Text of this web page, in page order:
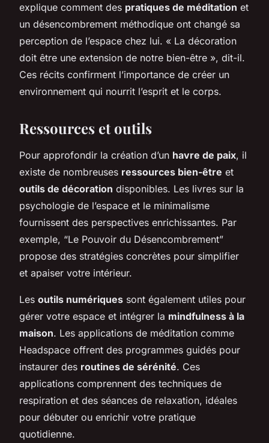
explique comment des pratiques de méditation et
un désencombrement méthodique ont changé sa
perception de l’espace chez lui. « La décoration
doit être une extension de notre bien-être », dit-il.
Ces récits confirment l’importance de créer un
environnement qui nourrit l’esprit et le corps.
Ressources et outils
Pour approfondir la création d’un havre de paix, il
existe de nombreuses ressources bien-être et
outils de décoration disponibles. Les livres sur la
psychologie de l’espace et le minimalisme
fournissent des perspectives enrichissantes. Par
exemple, “Le Pouvoir du Désencombrement”
propose des stratégies concrètes pour simplifier
et apaiser votre intérieur.
Les outils numériques sont également utiles pour
gérer votre espace et intégrer la mindfulness à la
maison. Les applications de méditation comme
Headspace offrent des programmes guidés pour
instaurer des routines de sérénité. Ces
applications comprennent des techniques de
respiration et des séances de relaxation, idéales
pour débuter ou enrichir votre pratique
quotidienne.